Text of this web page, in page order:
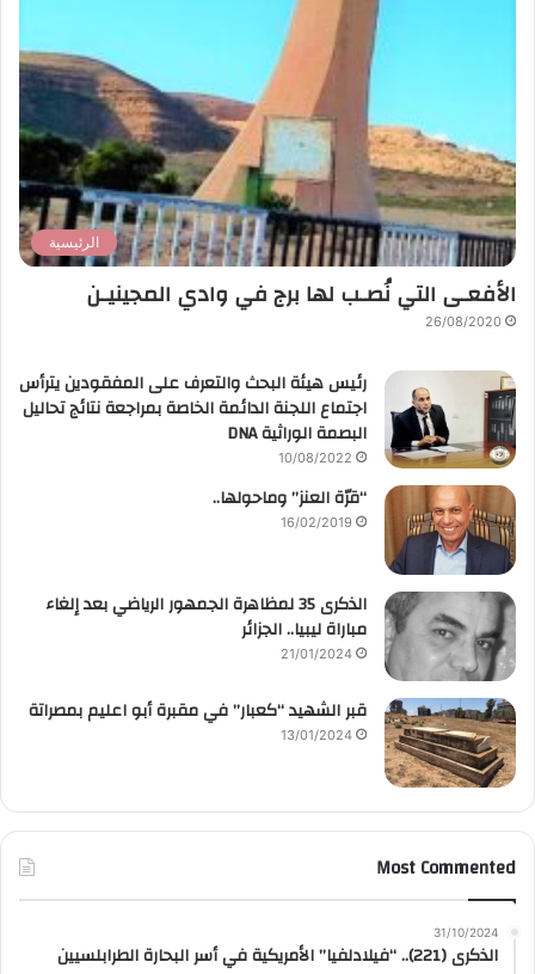
الرئيسية
الأفعـى التي نُصـب لها برج في وادي المجينيـن
26/08/2020
رئيس هيئة البحث والتعرف على المفقودين يترأس
اجتماع اللجنة الدائمة الخاصة بمراجعة نتائج تحاليل
البصمة الوراثية DNA
10/08/2022
“قرّة العنز” وماحولها..
16/02/2019
الذكرى 35 لمظاهرة الجمهور الرياضي بعد إلغاء
مباراة ليبيا.. الجزائر
21/01/2024
قبر الشهيد “كعبار” في مقبرة أبو اعليم بمصراتة
13/01/2024
Most Commented
31/10/2024
الذكرى (221).. “فيلادلفيا” الأمريكية في أسر البحارة الطرابلسيين